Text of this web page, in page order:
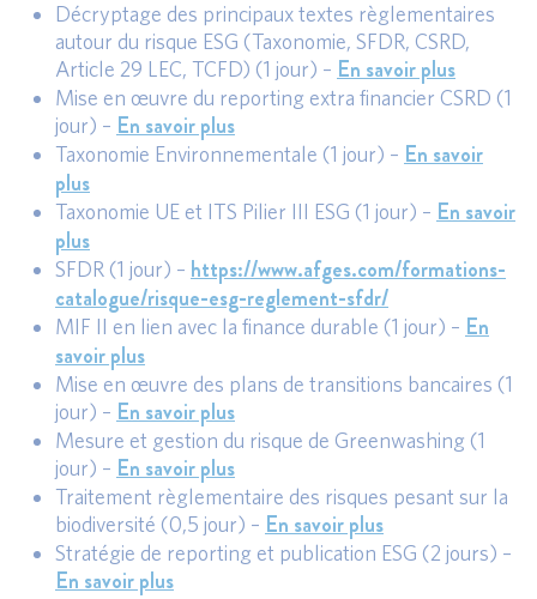
Décryptage des principaux textes règlementaires
autour du risque ESG (Taxonomie, SFDR, CSRD,
Article 29 LEC, TCFD) (1 jour) – En savoir plus
Mise en œuvre du reporting extra financier CSRD (1
jour) – En savoir plus
Taxonomie Environnementale (1 jour) – En savoir
plus
Taxonomie UE et ITS Pilier III ESG (1 jour) – En savoir
plus
SFDR (1 jour) – https://www.afges.com/formations-
catalogue/risque-esg-reglement-sfdr/
MIF II en lien avec la finance durable (1 jour) – En
savoir plus
Mise en œuvre des plans de transitions bancaires (1
jour) – En savoir plus
Mesure et gestion du risque de Greenwashing (1
jour) – En savoir plus
Traitement règlementaire des risques pesant sur la
biodiversité (0,5 jour) – En savoir plus
Stratégie de reporting et publication ESG (2 jours) –
En savoir plus